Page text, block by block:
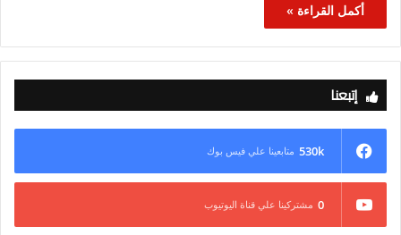
أكمل القراءة »
إتبعنا
530k متابعينا علي فيس بوك
0 مشتركينا علي قناة اليوتيوب